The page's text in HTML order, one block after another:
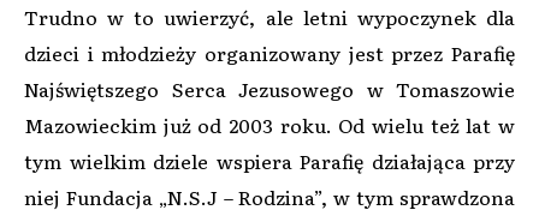
Trudno w to uwierzyć, ale letni wypoczynek dla
dzieci i młodzieży organizowany jest przez Parafię
Najświętszego Serca Jezusowego w Tomaszowie
Mazowieckim już od 2003 roku. Od wielu też lat w
tym wielkim dziele wspiera Parafię działająca przy
niej Fundacja „N.S.J – Rodzina”, w tym sprawdzona